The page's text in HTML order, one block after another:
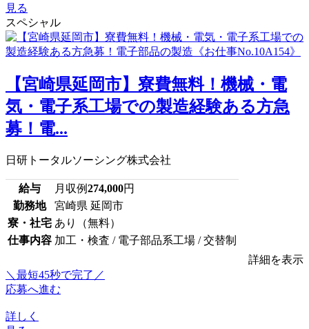
見る
スペシャル
【宮崎県延岡市】寮費無料！機械・電
気・電子系工場での製造経験ある方急
募！電...
日研トータルソーシング株式会社
給与 月収例274,000円
勤務地
宮崎県 延岡市
寮・社宅 あり（無料）
仕事内容 加工・検査 / 電子部品系工場 / 交替制
詳細を表示
＼最短45秒で完了／
応募へ進む
詳しく